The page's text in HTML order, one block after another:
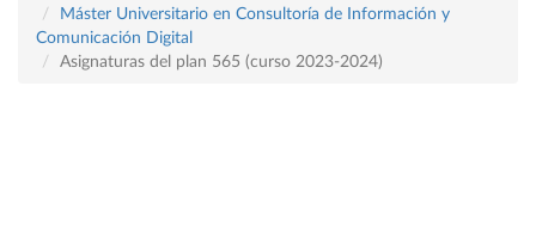
Máster Universitario en Consultoría de Información y
Comunicación Digital
Asignaturas del plan 565 (curso 2023-2024)